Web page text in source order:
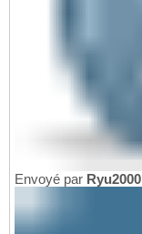
Envoyé par Ryu2000